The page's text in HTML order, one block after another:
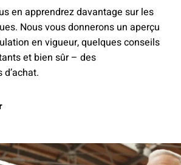
en apprendrez davantage sur les
Nous vous donnerons un aperçu
en vigueur, quelques conseils
et bien sûr – des